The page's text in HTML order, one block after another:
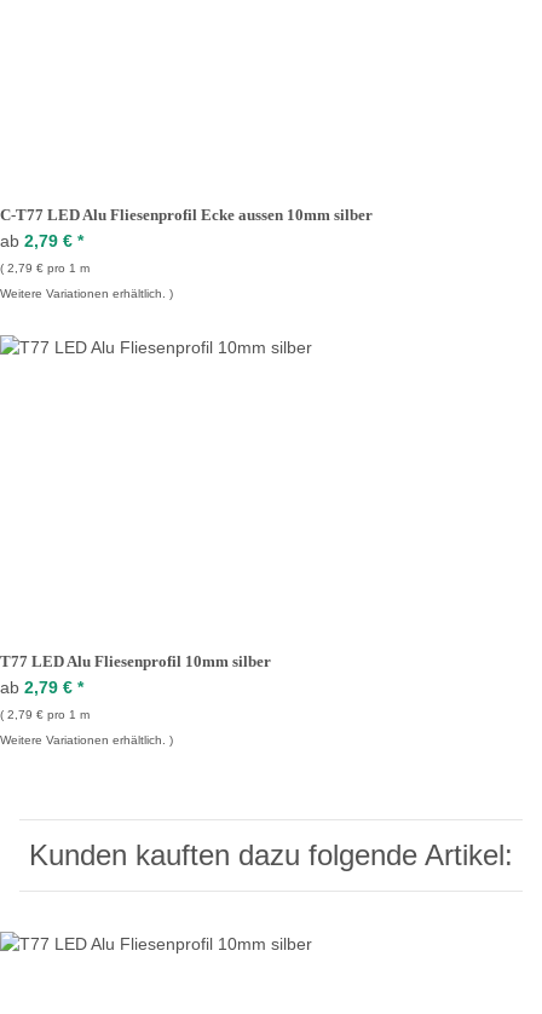
C-T77 LED Alu Fliesenprofil Ecke aussen 10mm silber
ab 2,79 € *
2,79 € pro 1 m
Weitere Variationen erhältlich.
T77 LED Alu Fliesenprofil 10mm silber
ab 2,79 € *
2,79 € pro 1 m
Weitere Variationen erhältlich.
Kunden kauften dazu folgende Artikel: